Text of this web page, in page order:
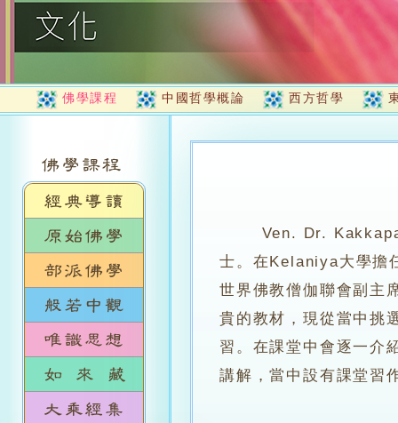
佛學課程 中國哲學概論 西方哲學
Ven. Dr.
士。在Kelaniya大學擔
世界佛教僧伽聯會副主
貴的教材，現從當中挑
習。在課堂中會逐一介
講解，當中設有課堂習